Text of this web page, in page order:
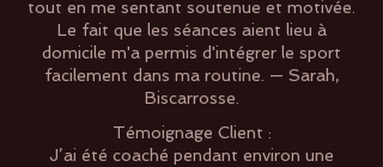
tout en me sentant soutenue et motivée.
Le fait que les séances aient lieu à
domicile m'a permis d'intégrer le sport
facilement dans ma routine. — Sarah,
Biscarrosse.
Témoignage Client :
J’ai été coaché pendant environ une